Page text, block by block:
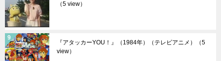
（5 view）
『アタッカーYOU！』（1984年）（テレビアニメ）
（5
view）